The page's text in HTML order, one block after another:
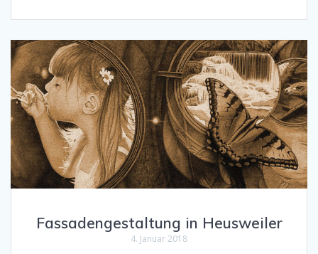
Fassadengestaltung in Heusweiler
4. Januar 2018